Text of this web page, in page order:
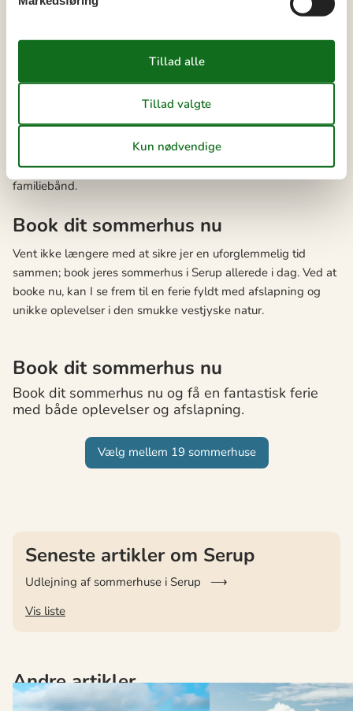
skabe fælles minder, som I vil værdsætte i mange år
Aftenerne er perfekte til at slappe af i sommerhuset, hvor I
dagligdagens forstyrrelser, kan være utroligt berigende. Disse
øjeblikke af samhørighed og fælles oplevelser spiller en stor
rolle i at styrke jeres relationer og sikre, at I vender hjem fra
jeres ferie i Serup med fornyet energi og tættere knyttede
familiebånd.
Book dit sommerhus nu
Vent ikke længere med at sikre jer en uforglemmelig tid
sammen; book jeres sommerhus i Serup allerede i dag. Ved at
booke nu, kan I se frem til en ferie fyldt med afslapning og
unikke oplevelser i den smukke vestjyske natur.
Book dit sommerhus nu
Book dit sommerhus nu og få en fantastisk ferie
med både oplevelser og afslapning.
Vælg mellem 19 sommerhuse
Seneste artikler om Serup
Udlejning af sommerhuse i Serup
Vis liste
Andre artikler